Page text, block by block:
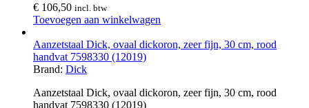
€ 106,50 incl. btw
Toevoegen aan winkelwagen
Aanzetstaal Dick, ovaal dickoron, zeer fijn, 30 cm, rood
handvat 7598330 (12019)
Brand: Dick
Aanzetstaal Dick, ovaal dickoron, zeer fijn, 30 cm, rood
handvat 7598330 (12019)